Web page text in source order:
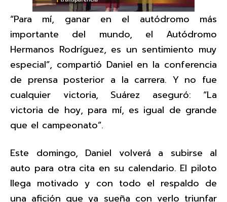
“Para mí, ganar en el autódromo más
importante del mundo, el Autódromo
Hermanos Rodríguez, es un sentimiento muy
especial”, compartió Daniel en la conferencia
de prensa posterior a la carrera. Y no fue
cualquier victoria, Suárez aseguró: “La
victoria de hoy, para mí, es igual de grande
que el campeonato”.
Este domingo, Daniel volverá a subirse al
auto para otra cita en su calendario. El piloto
llega motivado y con todo el respaldo de
una afición que ya sueña con verlo triunfar